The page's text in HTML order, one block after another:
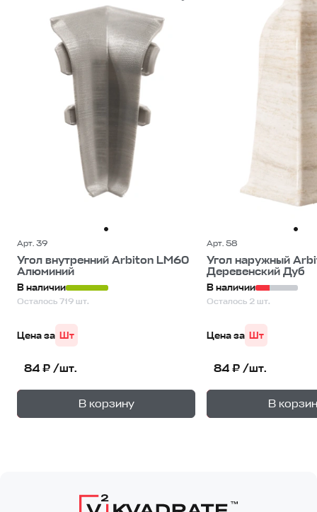
Арт. 39
Угол внутренний Arbiton LM60
Алюминий
В наличии
Осталось 719 шт.
Цена за Шт
84 ₽ /шт.
В корзину
1уп.
Арт. 58
Угол наружный
Деревенский Дуб
В наличии
Осталось 2 шт.
Цена за Шт
84 ₽ /шт.
В 1